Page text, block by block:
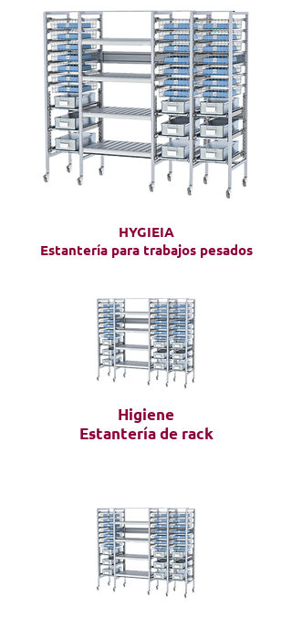
HYGIEIA
Estantería para trabajos pesados
Higiene
Estantería de rack